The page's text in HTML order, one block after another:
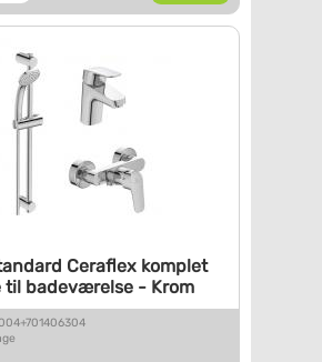
Ceraflexkomplet
til badeværelse - Krom